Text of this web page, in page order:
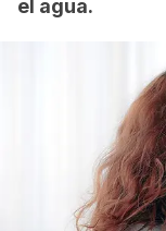
el agua.